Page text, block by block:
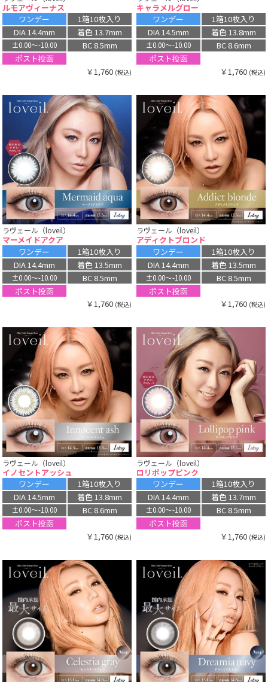
ルモアヴィーナス
ワンデー
1箱10枚入り
DIA 14.4mm
着色 13.7mm
±0.00〜-10.00
BC 8.5mm
ポスト投函
￥1,760 (税込)
キャラメルグロー
ワンデー
1箱10枚入り
DIA 14.5mm
着色 13.8mm
±0.00〜-10.00
BC 8.6mm
ポスト投函
￥1,760 (税込)
ラヴェール（loveil）
マーメイドアクア
ワンデー
1箱10枚入り
DIA 14.4mm
着色 13.5mm
±0.00〜-10.00
BC 8.5mm
ポスト投函
￥1,760 (税込)
ラヴェール（loveil）
アディクトブロンド
ワンデー
1箱10枚入り
DIA 14.4mm
着色 13.5mm
±0.00〜-10.00
BC 8.5mm
ポスト投函
￥1,760 (税込)
ラヴェール（loveil）
イノセントアッシュ
ワンデー
1箱10枚入り
DIA 14.5mm
着色 13.8mm
±0.00〜-10.00
BC 8.6mm
ポスト投函
￥1,760 (税込)
ラヴェール（loveil）
ロリポップピンク
ワンデー
1箱10枚入り
DIA 14.4mm
着色 13.7mm
±0.00〜-10.00
BC 8.5mm
ポスト投函
￥1,760 (税込)